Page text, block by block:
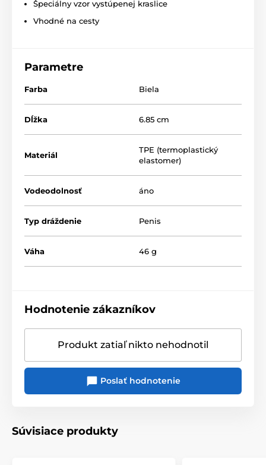
Špeciálny vzor vystúpenej kraslice
Vhodné na cesty
Parametre
Farba Biela
Dĺžka 6.85 cm
Materiál
TPE (termoplastický
elastomer)
Vodeodolnosť áno
Typ dráždenie Penis
Váha 46 g
Hodnotenie zákazníkov
Produkt zatiaľ nikto nehodnotil
Poslať hodnotenie
Súvisiace produkty